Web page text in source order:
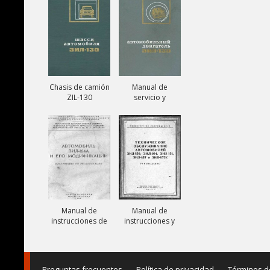
131V
Chasis de camión
ZIL-130
Manual de
servicio y
motor ZIL-130
Manual de
instrucciones de
Manual de
instrucciones y
150, ZIL-151, ZIL-